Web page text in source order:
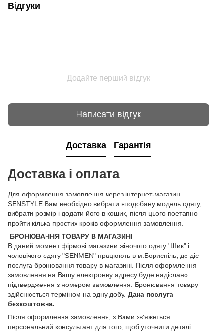
Відгуки
Додайте перший відгук
Написати відгук
Доставка Гарантія
Доставка і оплата
Для оформлення замовлення через інтернет-магазин
SENSTYLE Вам необхідно вибрати вподобану модель одягу,
вибрати розмір і додати його в кошик, після цього поетапно
пройти кілька простих кроків оформлення замовлення.
БРОНЮВАННЯ ТОВАРУ В МАГАЗИНІ
В даний момент фірмові магазини жіночого одягу "Шик" і
чоловічого одягу "SENMEN" працюють в м.Бориспіль, де діє
послуга бронювання товару в магазині. Після оформлення
замовлення на Вашу електронну адресу буде надіслано
підтвердження з номером замовлення. Бронювання товару
здійснюється терміном на одну добу. Дана послуга
безкоштовна.
Після оформлення замовлення, з Вами зв'яжеться
персональний консультант для того, щоб уточнити деталі